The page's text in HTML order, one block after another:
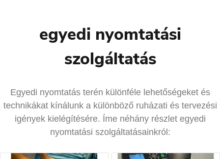
egyedi nyomtatási
szolgáltatás
Egyedi nyomtatás terén különféle lehetőségeket és
technikákat kínálunk a különböző ruházati és tervezési
igények kielégítésére. Íme néhány részlet egyedi
nyomtatási szolgáltatásainkról: